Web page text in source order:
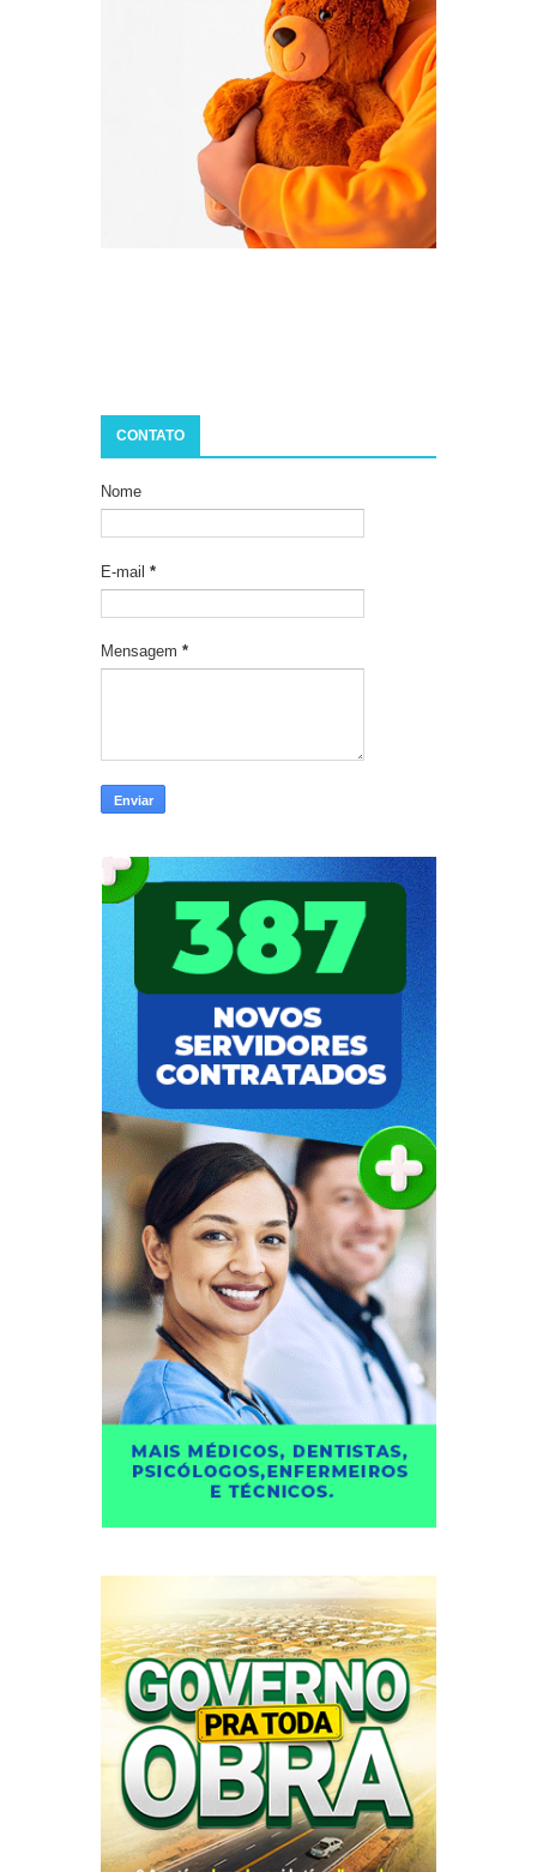
CONTATO
Nome
E-mail *
Mensagem *